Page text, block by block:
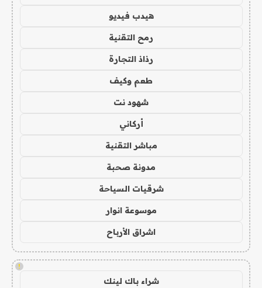
هيدب فيديو
رمح التقنية
رذاذ التجارة
طعم وكيف
شهود نت
أركاني
مباشر التقنية
مدونة صحبة
شرقيات السياحة
موسوعة انوار
اشراق الأرباح
!
شراء باك لينك